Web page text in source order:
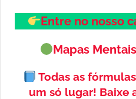
Entre no nosso
Mapas
Todas as
um só lugar! Baixe